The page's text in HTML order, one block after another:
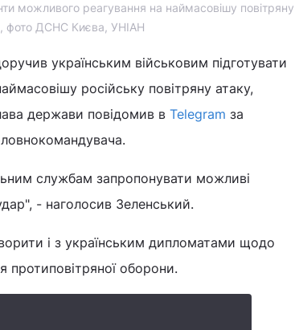
можливого реагування на наймасовішу повітряну
фото ДСНС Києва, УНІАН
українським військовим підготувати
російську повітряну атаку,
держави повідомив в Telegram за
службам запропонувати можливі
- наголосив Зеленський.
і з українським дипломатами щодо
протиповітряної оборони.